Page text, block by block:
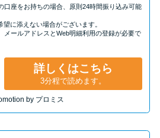
座をお持ちの場合、原則24時間振り込み可能
に添えない場合がございます。
ールアドレスとWeb明細利用の登録が必要で
詳しくはこちら
3分程で読めます。
by プロミス